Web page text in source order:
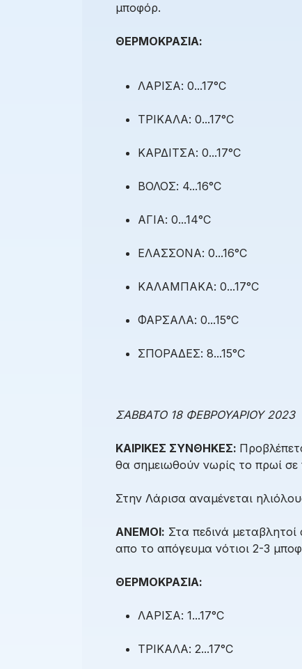
μποφόρ.
ΘΕΡΜΟΚΡΑΣΙΑ:
ΛΑΡΙΣΑ: 0...17°C
ΤΡΙΚΑΛΑ: 0...17°C
ΚΑΡΔΙΤΣΑ: 0...17°C
ΒΟΛΟΣ: 4...16°C
ΑΓΙΑ: 0...14°C
ΕΛΑΣΣΟΝΑ: 0...16°C
ΚΑΛΑΜΠΑΚΑ: 0...17°C
ΦΑΡΣΑΛΑ: 0...15°C
ΣΠΟΡΑΔΕΣ: 8...15°C
ΣΑΒΒΑΤΟ 18 ΦΕΒΡΟΥΑΡΙΟΥ 2023
ΚΑΙΡΙΚΕΣ ΣΥΝΘΗΚΕΣ:
θα σημειωθούν νωρίς το πρωί σε
Στην Λάρισα αναμένεται
ΑΝΕΜΟΙ: Στα πεδινά μεταβλητοί
απο το απόγευμα νότιοι 2-3
ΘΕΡΜΟΚΡΑΣΙΑ:
ΛΑΡΙΣΑ: 1...17°C
ΤΡΙΚΑΛΑ: 2...17°C